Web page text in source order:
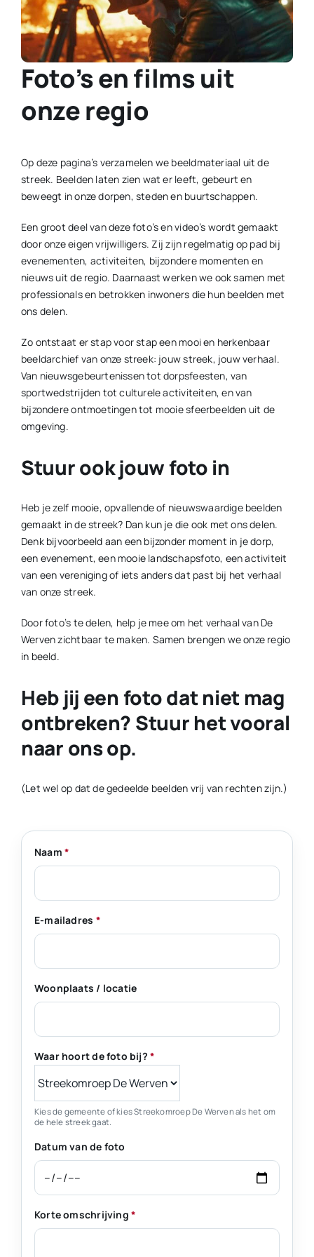
Contact
Plaats je eigen nieuws
Foto’s en films uit
onze regio
Op deze pagina’s verzamelen we beeldmateriaal uit de
streek. Beelden laten zien wat er leeft, gebeurt en
beweegt in onze dorpen, steden en buurtschappen.
Een groot deel van deze foto’s en video’s wordt gemaakt
door onze eigen vrijwilligers. Zij zijn regelmatig op pad bij
evenementen, activiteiten, bijzondere momenten en
nieuws uit de regio. Daarnaast werken we ook samen met
professionals en betrokken inwoners die hun beelden met
ons delen.
Zo ontstaat er stap voor stap een mooi en herkenbaar
beeldarchief van onze streek: jouw streek, jouw verhaal.
Van nieuwsgebeurtenissen tot dorpsfeesten, van
sportwedstrijden tot culturele activiteiten, en van
bijzondere ontmoetingen tot mooie sfeerbeelden uit de
omgeving.
Stuur ook jouw foto in
Heb je zelf mooie, opvallende of nieuwswaardige beelden
gemaakt in de streek? Dan kun je die ook met ons delen.
Denk bijvoorbeeld aan een bijzonder moment in je dorp,
een evenement, een mooie landschapsfoto, een activiteit
van een vereniging of iets anders dat past bij het verhaal
van onze streek.
Door foto’s te delen, help je mee om het verhaal van De
Werven zichtbaar te maken. Samen brengen we onze regio
in beeld.
Heb jij een foto dat niet mag
ontbreken? Stuur het vooral
naar ons op.
(Let wel op dat de gedeelde beelden vrij van rechten zijn.)
Naam*
E-mailadres *
Woonplaats / locatie
Waar hoort de foto bij?*
Kies de gemeente of kies Streekomroep De Werven als het om
de hele streek gaat.
Datum van de foto
Korte omschrijving *